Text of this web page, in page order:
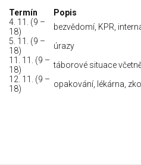
Termín
Popis
4. 11. (9 –
18)
bezvědomí, KPR,
5. 11. (9 –
18)
úrazy
11. 11. (9 –
18)
táborové situace
12. 11. (9 –
18)
opakování, lékárna,